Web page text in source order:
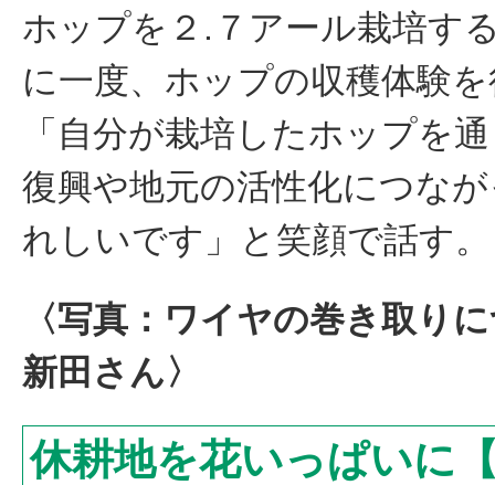
ホップを２.７アール栽培す
に一度、ホップの収穫体験
「自分が栽培したホップを
復興や地元の活性化につな
れしいです」と笑顔で話す。
〈写真：ワイヤの巻き取り
新田さん〉
休耕地を花いっぱいに